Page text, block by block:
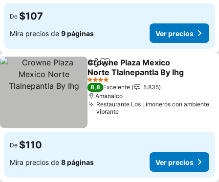
De $107
Mira precios de 9 páginas Ver precios
CompartirAgregar a favoritos
Crowne Plaza Mexico
Norte Tlalnepantla By Ihg
4 Estrellas
8,8 Excelente
5.835
Amanalco
Restaurante Los Limoneros con ambiente
vibrante
De $110
Mira precios de 8 páginas Ver precios